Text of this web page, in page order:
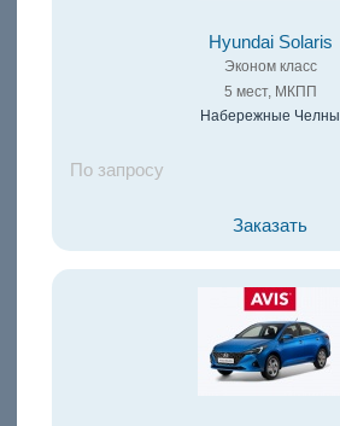
Hyundai Solaris
Эконом класс
5 мест, МКПП
Набережные Челны
По запросу
Заказать